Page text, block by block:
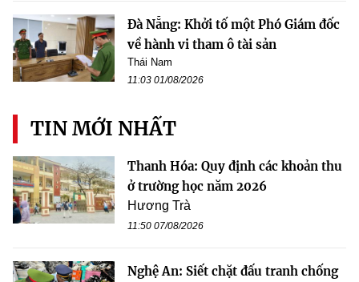
Đà Nẵng: Khởi tố một Phó Giám đốc
về hành vi tham ô tài sản
Thái Nam
11:03 01/08/2026
TIN MỚI NHẤT
Thanh Hóa: Quy định các khoản thu
ở trường học năm 2026
Hương Trà
11:50 07/08/2026
Nghệ An: Siết chặt đấu tranh chống